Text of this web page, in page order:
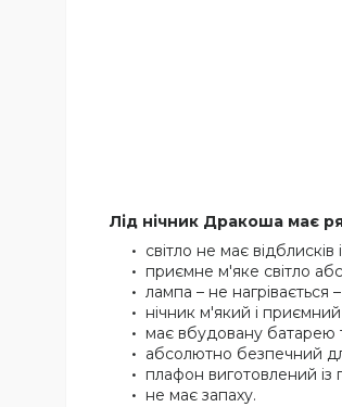
Лід нічник Дракоша має
світло не має відблисків
приємне м'яке світло
лампа – не
нічник м'який і
має вбудовану батарею
абсолютно безпечний
плафон виготовлений із
не має запаху.